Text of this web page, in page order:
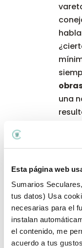
Esta página web
Sumarios
tus datos) Usa
necesarias para el
instalan
el contenido, me
acuerdo a tus
una
las
a